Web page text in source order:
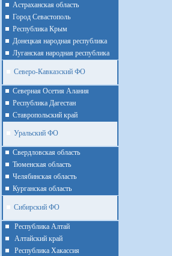
Астраханская область
Город Севастополь
Республика Крым
Донецкая народная республика
Луганская народная республика
Северо-Кавказский ФО
Северная Осетия Алания
Республика Дагестан
Ставропольский край
Уральский ФО
Cвердловская область
Тюменская область
Челябинская область
Курганская область
Сибирский ФО
Республика Алтай
Алтайcкий край
Республика Хакассия